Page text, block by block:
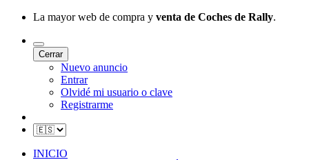
La mayor web de compra y venta de Coches de Rally.
Cerrar
Nuevo anuncio
Entrar
Olvidé mi usuario o clave
Registrarme
INICIO